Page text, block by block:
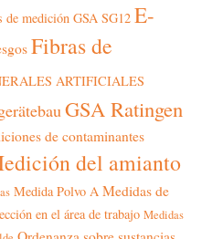
de medición GSA SG12 E-
Fibras de
ARTIFICIALES
GSA Ratingen
de contaminantes
del amianto
Medida Polvo A Medidas de
en el área de trabajo Medidas